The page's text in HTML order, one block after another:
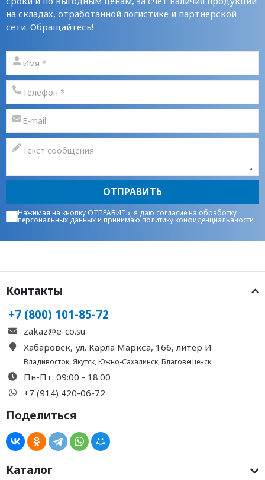
на складах, отработанной логистике и партнерской
сети. Обращайтесь!
ОТПРАВИТЬ
Нажимая на кнопку ОТПРАВИТЬ, я даю согласие на обработку
персональных данныхи принимаюполитику конфиденциальаности
Контакты
+7 (800) 101-85-72
zakaz@e-co.su
Хабаровск, ул. Карла Маркса, 166, литер И
Владивосток,Якутск,Южно-Сахалинск,Благовещенск
Пн-Пт: 09:00 - 18:00
+7 (914) 420-06-72
Поделиться
Каталог